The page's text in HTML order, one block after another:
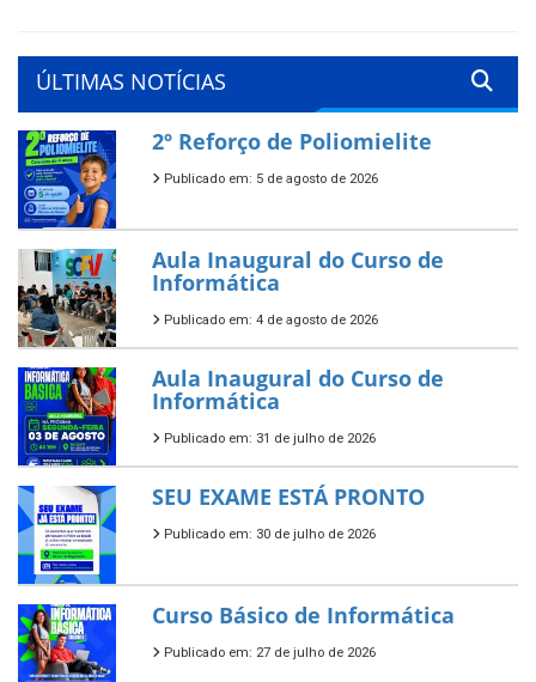
ÚLTIMAS NOTÍCIAS
2º Reforço de Poliomielite
Publicado em: 5 de agosto de 2026
Aula Inaugural do Curso de
Informática
Publicado em: 4 de agosto de 2026
Aula Inaugural do Curso de
Informática
Publicado em: 31 de julho de 2026
SEU EXAME ESTÁ PRONTO
Publicado em: 30 de julho de 2026
Curso Básico de Informática
Publicado em: 27 de julho de 2026